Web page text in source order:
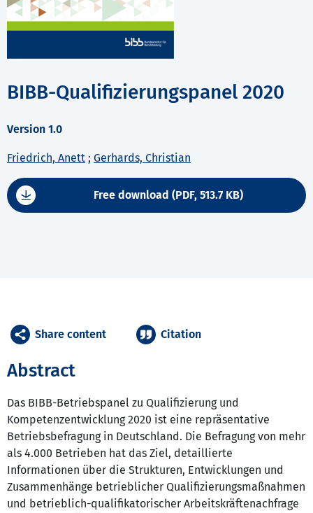
BIBB-Qualifizierungspanel 2020
Version 1.0
Friedrich, Anett ; Gerhards, Christian
Free download (PDF, 513.7 KB)
Abstract
Das BIBB-Betriebspanel zu Qualifizierung und
Kompetenzentwicklung 2020 ist eine repräsentative
Betriebsbefragung in Deutschland. Die Befragung von mehr
als 4.000 Betrieben hat das Ziel, detaillierte
Informationen über die Strukturen, Entwicklungen und
Zusammenhänge betrieblicher Qualifizierungsmaßnahmen
und betrieblich-qualifikatorischer Arbeitskräftenachfrage
Share content Citation